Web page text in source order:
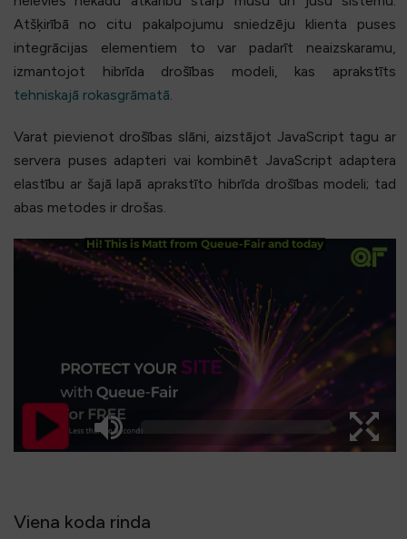
Atšķirībā no citu pakalpojumu sniedzēju klienta puses
integrācijas elementiem to var padarīt neaizskaramu,
izmantojot hibrīda drošības modeli, kas aprakstīts
tehniskajā rokasgrāmatā.
Varat pievienot drošības slāni, aizstājot JavaScript tagu ar
servera puses adapteri vai kombinēt JavaScript adaptera
elastību ar šajā lapā aprakstīto hibrīda drošības modeli; tad
abas metodes ir drošas.
Viena koda rinda